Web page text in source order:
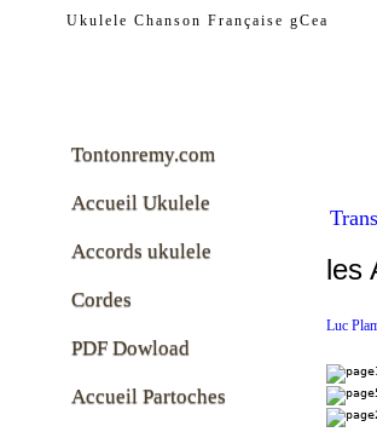
tontonremy.com
Ukulele Chanson Française gCea
les
Luc
Tontonremy.com
Accueil Ukulele
Accords ukulele
Cordes
PDF Dowload
Accueil Partoches